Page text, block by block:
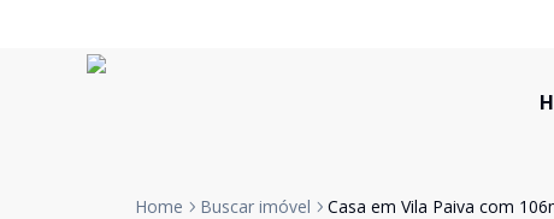
Home Buscar imóvel Casa em Vila Paiva com